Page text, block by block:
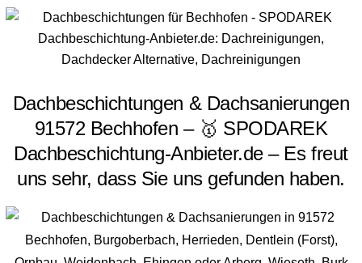
Dachbeschichtungen & Dachsanierungen
91572 Bechhofen – 🥇 SPODAREK
Dachbeschichtung-Anbieter.de – Es freut
uns sehr, dass Sie uns gefunden haben.